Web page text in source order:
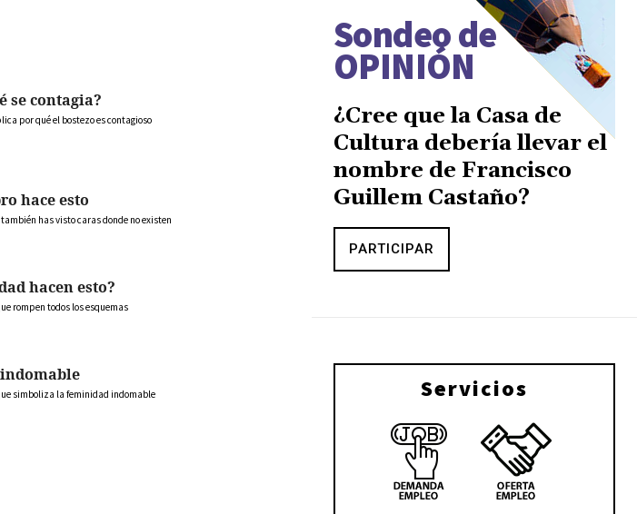
se contagia?
por qué el bostezo es contagioso
hace esto
también has visto caras donde no existen
hacen esto?
rompen todos los esquemas
simboliza la feminidad indomable
Sondeo de
OPINIÓN
¿Cree que la Casa de
Cultura debería llevar el
nombre de Francisco
Guillem Castaño?
PARTICIPAR
Servicios